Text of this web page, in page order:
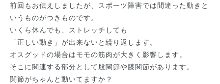
前回もお伝えしましたが、スポーツ障害では間違った動きと
いうものがつきものです。
いくら休んでも、ストレッチしても
「正しい動き」が出来ないと繰り返します。
オスグッドの場合はモモの筋肉が大きく影響します。
そこに関連する部分として股関節や膝関節があります。
関節がちゃんと動いてますか？